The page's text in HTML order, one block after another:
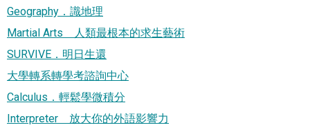
Geography．識地理
Martial Arts 人類最根本的求生藝術
SURVIVE．明日生還
大學轉系轉學考諮詢中心
Calculus．輕鬆學微積分
Interpreter 放大你的外語影響力